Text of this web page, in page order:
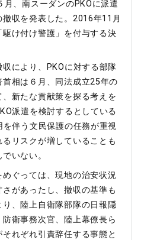
、南スーダンのPKOに派遣
収を発表した。2016年11月
け付け警護」を付与する決
により、PKOに対する部隊
相は６月、同法成立25年の
新たな貢献策を探る考えを
派遣を検討するとしている
伴う文民保護の任務が重視
リスクが増していることも
いない。
ぐっては、現地の治安状況
があったし、撤収の基準も
、陸上自衛隊部隊の日報隠
衛事務次官、陸上幕僚長ら
れぞれ引責辞任する事態と